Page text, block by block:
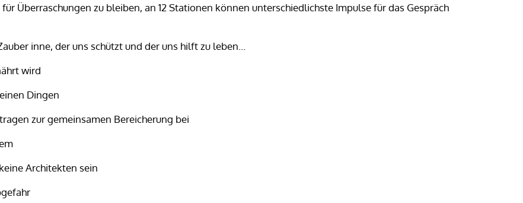
Überraschungen zu bleiben, an 12 Stationen können unterschiedlichste Impulse für das Gespräch
inne, der uns schützt und der uns hilft zu leben...
wird
Dingen
zur gemeinsamen Bereicherung bei
Architekten sein